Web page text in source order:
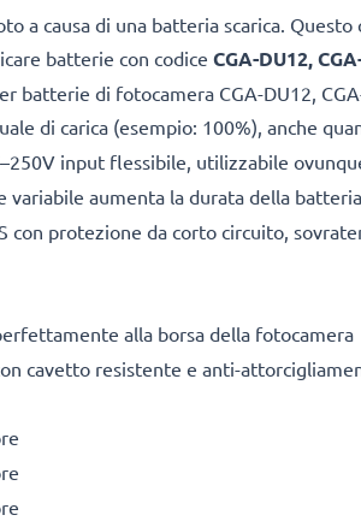
a causa di una batteria scarica.
batterie con codice CGA-DU12,
batterie di fotocamera CGA-DU12,
di carica (esempio: 100%), anche
input flessibile, utilizzabile
variabile aumenta la durata della
con protezione da corto circuito,
alla borsa della fotocamera
cavetto resistente e anti-